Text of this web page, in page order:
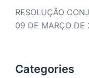
RESOLUÇÃO
09 DE MARÇO DE
Categories